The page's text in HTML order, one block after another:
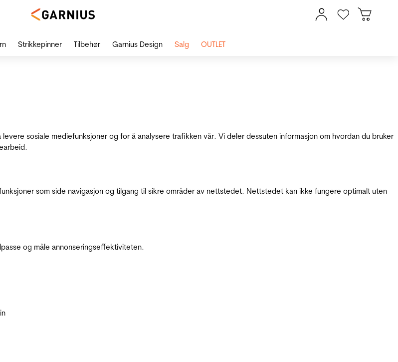
sosiale mediefunksjoner og for å analysere trafikken vår. Vi deler dessuten informasjon om hvordan du bruker
som side navigasjon og tilgang til sikre områder av nettstedet. Nettstedet kan ikke fungere optimalt uten
og måle annonseringseffektiviteten.
Strikkepinner Tilbehør Garnius Design Salg OUTLET